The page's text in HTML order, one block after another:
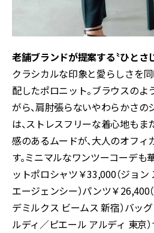
老舗ブランドが提案する〝ひとさ
クラシカルな印象と愛らしさを
配したポロニット。ブラウスの
がら、肩肘張らないやわらかさ
は、ストレスフリーな着心地もま
感のあるムードが、大人のオフ
す。ミニマルなワンツーコーデも
ットポロシャツ￥33,000（ジョ
エージェンシー）パンツ￥26,400
デミルクス ビームス 新宿）バッ
ルディ／ピエール アルディ 東京